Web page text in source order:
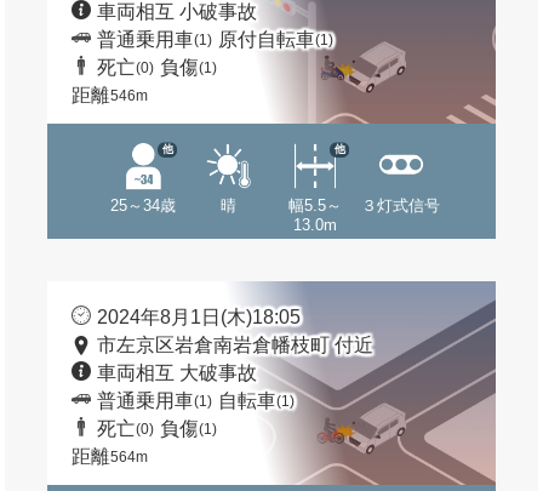
車両相互 小破事故
普通乗用車(1) 原付自転車(1)
死亡(0) 負傷(1)
距離546m
25～34歳
他
晴
幅5.5～
13.0m
他
３灯式信号
2024年8月1日(木)18:05
市左京区岩倉南岩倉幡枝町 付近
車両相互 大破事故
普通乗用車(1) 自転車(1)
死亡(0) 負傷(1)
距離564m